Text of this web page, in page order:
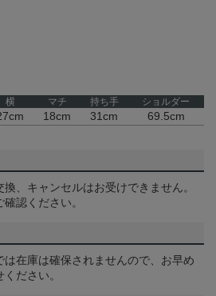
横 マチ 持ち手 ショルダー
18cm 31cm 69.5cm
、キャンセルはお受けできません。
確認ください。
在庫は確保されませんので、お早め
ださい。